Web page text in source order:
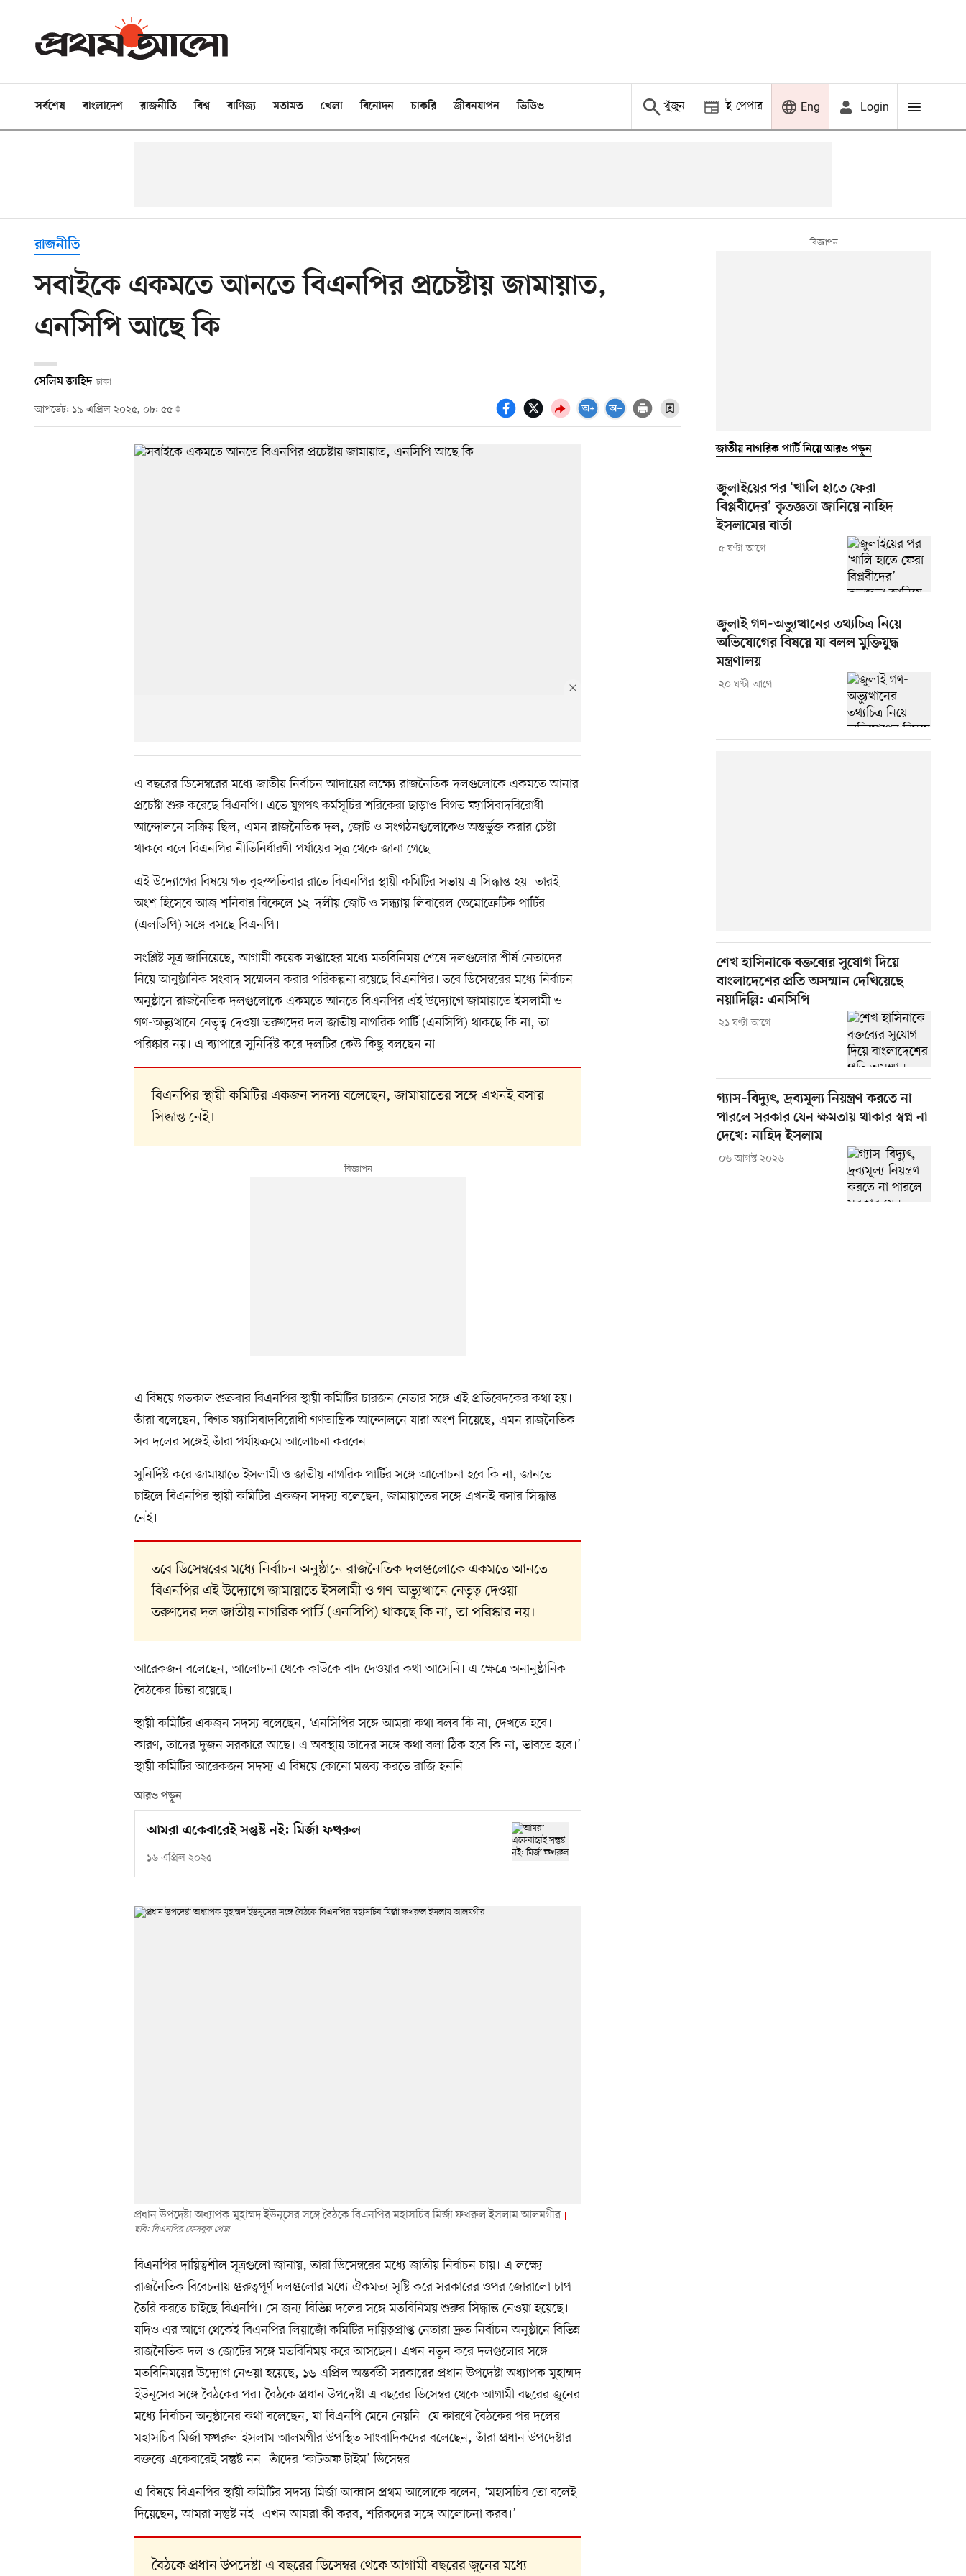
সর্বশেষ বাংলাদেশ রাজনীতি বিশ্ব বাণিজ্য মতামত খেলা বিনোদন চাকরি জীবনযাপন ভিডিও খুঁজুন ই-পেপার Eng Login
রাজনীতি
সবাইকে একমতে আনতে বিএনপির প্রচেষ্টায় জামায়াত,
এনসিপি আছে কি
সেলিম জাহিদ ঢাকা
আপডেট: ১৯ এপ্রিল ২০২৫, ০৮: ৫৫
এ বছরের ডিসেম্বরের মধ্যে জাতীয় নির্বাচন আদায়ের লক্ষ্যে রাজনৈতিক দলগুলোকে একমতে আনার
প্রচেষ্টা শুরু করেছে বিএনপি। এতে যুগপৎ কর্মসূচির শরিকেরা ছাড়াও বিগত ফ্যাসিবাদবিরোধী
আন্দোলনে সক্রিয় ছিল, এমন রাজনৈতিক দল, জোট ও সংগঠনগুলোকেও অন্তর্ভুক্ত করার চেষ্টা
থাকবে বলে বিএনপির নীতিনির্ধারণী পর্যায়ের সূত্র থেকে জানা গেছে।
এই উদ্যোগের বিষয়ে গত বৃহস্পতিবার রাতে বিএনপির স্থায়ী কমিটির সভায় এ সিদ্ধান্ত হয়। তারই
অংশ হিসেবে আজ শনিবার বিকেলে ১২–দলীয় জোট ও সন্ধ্যায় লিবারেল ডেমোক্রেটিক পার্টির
(এলডিপি) সঙ্গে বসছে বিএনপি।
সংশ্লিষ্ট সূত্র জানিয়েছে, আগামী কয়েক সপ্তাহের মধ্যে মতবিনিময় শেষে দলগুলোর শীর্ষ নেতাদের
নিয়ে আনুষ্ঠানিক সংবাদ সম্মেলন করার পরিকল্পনা রয়েছে বিএনপির। তবে ডিসেম্বরের মধ্যে নির্বাচন
অনুষ্ঠানে রাজনৈতিক দলগুলোকে একমতে আনতে বিএনপির এই উদ্যোগে জামায়াতে ইসলামী ও
গণ-অভ্যুত্থানে নেতৃত্ব দেওয়া তরুণদের দল জাতীয় নাগরিক পার্টি (এনসিপি) থাকছে কি না, তা
পরিষ্কার নয়। এ ব্যাপারে সুনির্দিষ্ট করে দলটির কেউ কিছু বলছেন না।
বিএনপির স্থায়ী কমিটির একজন সদস্য বলেছেন, জামায়াতের সঙ্গে এখনই বসার
সিদ্ধান্ত নেই।
এ বিষয়ে গতকাল শুক্রবার বিএনপির স্থায়ী কমিটির চারজন নেতার সঙ্গে এই প্রতিবেদকের কথা হয়।
তাঁরা বলেছেন, বিগত ফ্যাসিবাদবিরোধী গণতান্ত্রিক আন্দোলনে যারা অংশ নিয়েছে, এমন রাজনৈতিক
সব দলের সঙ্গেই তাঁরা পর্যায়ক্রমে আলোচনা করবেন।
সুনির্দিষ্ট করে জামায়াতে ইসলামী ও জাতীয় নাগরিক পার্টির সঙ্গে আলোচনা হবে কি না, জানতে
চাইলে বিএনপির স্থায়ী কমিটির একজন সদস্য বলেছেন, জামায়াতের সঙ্গে এখনই বসার সিদ্ধান্ত
নেই।
তবে ডিসেম্বরের মধ্যে নির্বাচন অনুষ্ঠানে রাজনৈতিক দলগুলোকে একমতে আনতে
বিএনপির এই উদ্যোগে জামায়াতে ইসলামী ও গণ-অভ্যুত্থানে নেতৃত্ব দেওয়া
তরুণদের দল জাতীয় নাগরিক পার্টি (এনসিপি) থাকছে কি না, তা পরিষ্কার নয়।
আরেকজন বলেছেন, আলোচনা থেকে কাউকে বাদ দেওয়ার কথা আসেনি। এ ক্ষেত্রে অনানুষ্ঠানিক
বৈঠকের চিন্তা রয়েছে।
স্থায়ী কমিটির একজন সদস্য বলেছেন, ‘এনসিপির সঙ্গে আমরা কথা বলব কি না, দেখতে হবে।
কারণ, তাদের দুজন সরকারে আছে। এ অবস্থায় তাদের সঙ্গে কথা বলা ঠিক হবে কি না, ভাবতে হবে।’
স্থায়ী কমিটির আরেকজন সদস্য এ বিষয়ে কোনো মন্তব্য করতে রাজি হননি।
আরও পড়ুন
আমরা একেবারেই সন্তুষ্ট নই: মির্জা ফখরুল
১৬ এপ্রিল ২০২৫
প্রধান উপদেষ্টা অধ্যাপক মুহাম্মদ ইউনূসের সঙ্গে বৈঠকে বিএনপির মহাসচিব মির্জা ফখরুল ইসলাম আলমগীর
ছবি: বিএনপির ফেসবুক পেজ
বিএনপির দায়িত্বশীল সূত্রগুলো জানায়, তারা ডিসেম্বরের মধ্যে জাতীয় নির্বাচন চায়। এ লক্ষ্যে
রাজনৈতিক বিবেচনায় গুরুত্বপূর্ণ দলগুলোর মধ্যে ঐকমত্য সৃষ্টি করে সরকারের ওপর জোরালো চাপ
তৈরি করতে চাইছে বিএনপি। সে জন্য বিভিন্ন দলের সঙ্গে মতবিনিময় শুরুর সিদ্ধান্ত নেওয়া হয়েছে।
যদিও এর আগে থেকেই বিএনপির লিয়াজোঁ কমিটির দায়িত্বপ্রাপ্ত নেতারা দ্রুত নির্বাচন অনুষ্ঠানে বিভিন্ন
রাজনৈতিক দল ও জোটের সঙ্গে মতবিনিময় করে আসছেন। এখন নতুন করে দলগুলোর সঙ্গে
মতবিনিময়ের উদ্যোগ নেওয়া হয়েছে, ১৬ এপ্রিল অন্তর্বর্তী সরকারের প্রধান উপদেষ্টা অধ্যাপক মুহাম্মদ
ইউনূসের সঙ্গে বৈঠকের পর। বৈঠকে প্রধান উপদেষ্টা এ বছরের ডিসেম্বর থেকে আগামী বছরের জুনের
মধ্যে নির্বাচন অনুষ্ঠানের কথা বলেছেন, যা বিএনপি মেনে নেয়নি। যে কারণে বৈঠকের পর দলের
মহাসচিব মির্জা ফখরুল ইসলাম আলমগীর উপস্থিত সাংবাদিকদের বলেছেন, তাঁরা প্রধান উপদেষ্টার
বক্তব্যে একেবারেই সন্তুষ্ট নন। তাঁদের ‘কাটঅফ টাইম’ ডিসেম্বর।
এ বিষয়ে বিএনপির স্থায়ী কমিটির সদস্য মির্জা আব্বাস প্রথম আলোকে বলেন, ‘মহাসচিব তো বলেই
দিয়েছেন, আমরা সন্তুষ্ট নই। এখন আমরা কী করব, শরিকদের সঙ্গে আলোচনা করব।’
বৈঠকে প্রধান উপদেষ্টা এ বছরের ডিসেম্বর থেকে আগামী বছরের জুনের মধ্যে
জাতীয় নাগরিক পার্টি নিয়ে আরও পড়ুন
জুলাইয়ের পর ‘খালি হাতে ফেরা
বিপ্লবীদের’ কৃতজ্ঞতা জানিয়ে নাহিদ
ইসলামের বার্তা
৫ ঘণ্টা আগে
জুলাই গণ-অভ্যুত্থানের তথ্যচিত্র নিয়ে
অভিযোগের বিষয়ে যা বলল মুক্তিযুদ্ধ
মন্ত্রণালয়
২০ ঘণ্টা আগে
শেখ হাসিনাকে বক্তব্যের সুযোগ দিয়ে
বাংলাদেশের প্রতি অসম্মান দেখিয়েছে
নয়াদিল্লি: এনসিপি
২১ ঘণ্টা আগে
গ্যাস–বিদ্যুৎ, দ্রব্যমূল্য নিয়ন্ত্রণ করতে না
পারলে সরকার যেন ক্ষমতায় থাকার স্বপ্ন না
দেখে: নাহিদ ইসলাম
০৬ আগস্ট ২০২৬